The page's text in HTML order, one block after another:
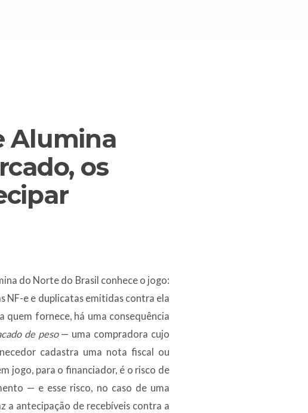
Alumina
os
do Norte do Brasil conhece o jogo:
NF-e e duplicatas emitidas contra ela
quem fornece, há uma consequência
de peso— uma compradora cujo
cadastra uma nota fiscal ou
jogo, para o financiador, é o risco de
— e esse risco, no caso de uma
a antecipação de recebíveis contra a